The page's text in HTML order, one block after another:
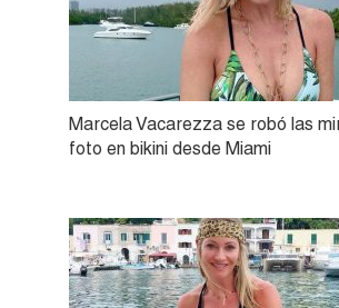
Marcela Vacarezza se robó las
foto en bikini desde Miami